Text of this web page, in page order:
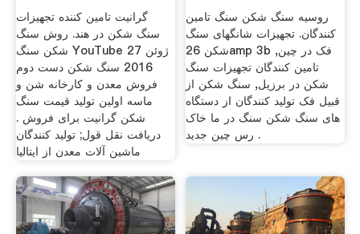
گرانیت تامین کننده تجهیزات
سنگ شکن در هند. روش سنگ
شکن سنگ YouTube 27 ژوئن
2016 سنگ شکن دست دوم
فروش معدن و کارخانه شن و
ماسه اولين توليد قیمت سنگ
شکن گرانیت برای فروش .
دریافت نقل قول; تولید کنندگان
ماشین آلات معدن از ایتالیا
روسیه سنگ شکن سنگ تامین
کنندگان. تجهیزات شانگهای سنگ
شکن 26amp 3b فک در چین,
تامین کنندگان تجهیزات سنگ
شکن در برزیل, سنگ شکن از
قبیل فک تولید کنندگان از دستگاه
های سنگ شکن سنگ در ما خاک
رس چین جدید .